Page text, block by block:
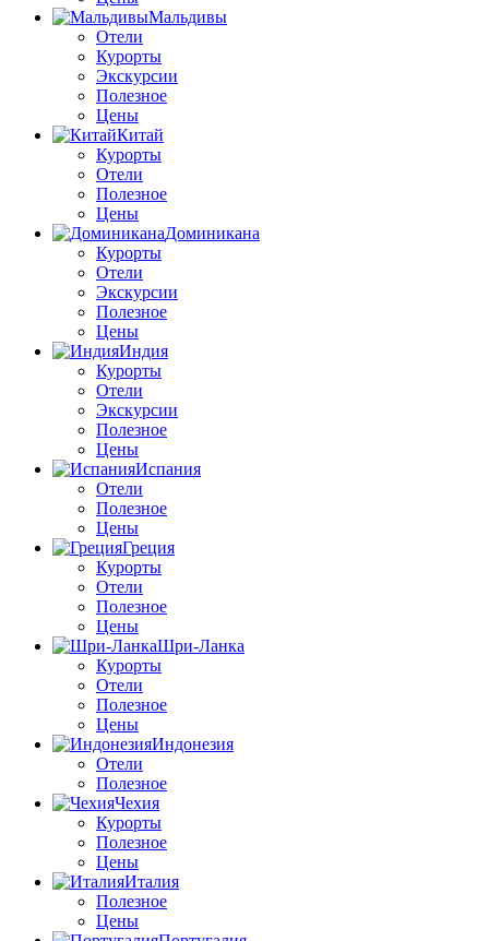
Мальдивы
Отели
Курорты
Экскурсии
Полезное
Цены
Китай
Курорты
Отели
Полезное
Цены
Доминикана
Курорты
Отели
Экскурсии
Полезное
Цены
Индия
Курорты
Отели
Экскурсии
Полезное
Цены
Испания
Отели
Полезное
Цены
Греция
Курорты
Отели
Полезное
Цены
Шри-Ланка
Курорты
Отели
Полезное
Цены
Индонезия
Отели
Полезное
Чехия
Курорты
Полезное
Цены
Италия
Полезное
Цены